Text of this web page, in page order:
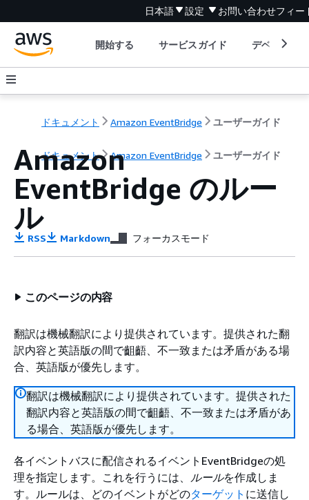
日本語 設定 お問い合わせフィー
開始する サービスガイド デベロッパ
ドキュメント Amazon EventBridge ユーザーガイド
ドキュメント Amazon EventBridge ユーザーガイド
Amazon
EventBridge のルー
ル
RSS Markdown フォーカスモード
このページの内容
翻訳は機械翻訳により提供されています。提供された翻
訳内容と英語版の間で齟齬、不一致または矛盾がある場
合、英語版が優先します。
翻訳は機械翻訳により提供されています。提供された
翻訳内容と英語版の間で齟齬、不一致または矛盾があ
る場合、英語版が優先します。
各イベントバスに配信されるイベントEventBridgeの処
理を指定します。これを行うには、 ルールを作成しま
す。ルールは、どのイベントがどのターゲット に送信し